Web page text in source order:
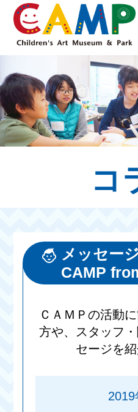
コ
メッセー
CAMP
ＣＡＭＰの活動
方や、スタッフ
セージを紹
2019